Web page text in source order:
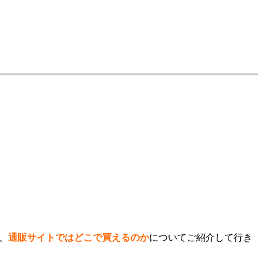
通販サイトではどこで買えるのかについてご紹介して行き